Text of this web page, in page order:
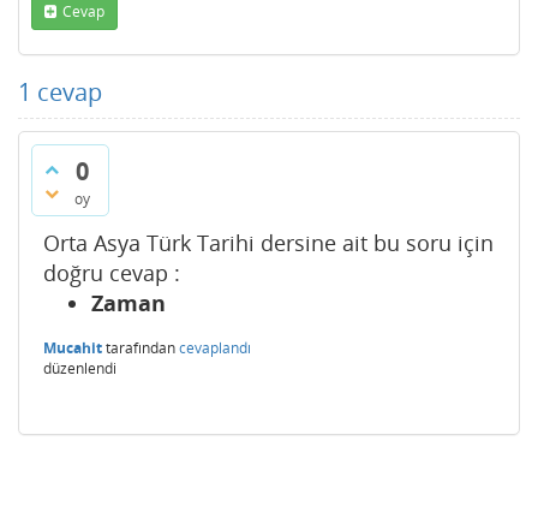
Cevap
1 cevap
0
oy
Orta Asya Türk Tarihi dersine ait bu soru için
doğru cevap :
Zaman
Mucahittarafındancevaplandı
düzenlendi